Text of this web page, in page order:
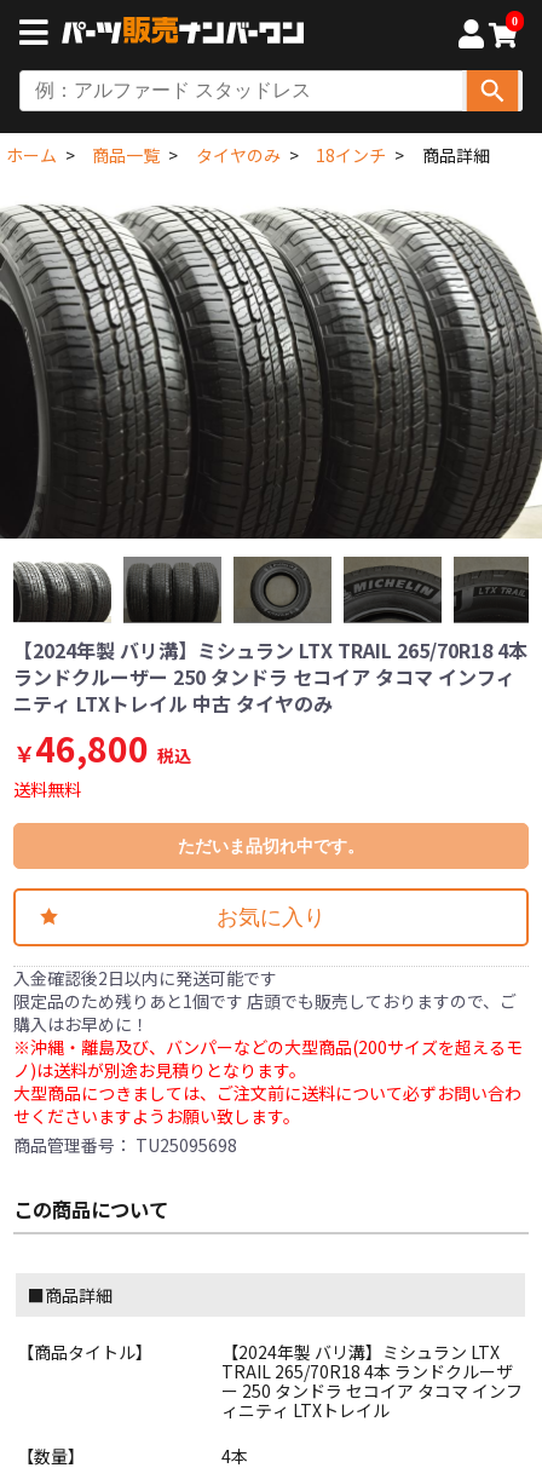
0
ホーム 商品一覧 タイヤのみ 18インチ 商品詳細
【2024年製 バリ溝】ミシュラン LTX TRAIL 265/70R18 4本
ランドクルーザー 250 タンドラ セコイア タコマ インフィ
ニティ LTXトレイル 中古 タイヤのみ
￥46,800 税込
送料無料
ただいま品切れ中です。
お気に入り
入金確認後2日以内に発送可能です
限定品のため残りあと1個です 店頭でも販売しておりますので、ご
購入はお早めに！
※沖縄・離島及び、バンパーなどの大型商品(200サイズを超えるモ
ノ)は送料が別途お見積りとなります。
大型商品につきましては、ご注文前に送料について必ずお問い合わ
せくださいますようお願い致します。
商品管理番号： TU25095698
この商品について
■商品詳細
【商品タイトル】
【2024年製 バリ溝】ミシュラン LTX
TRAIL 265/70R18 4本 ランドクルーザ
ー 250 タンドラ セコイア タコマ インフ
ィニティ LTXトレイル
【数量】
4本